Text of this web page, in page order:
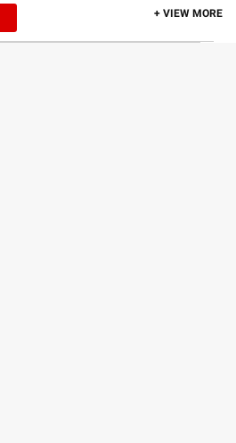
+ VIEW MORE